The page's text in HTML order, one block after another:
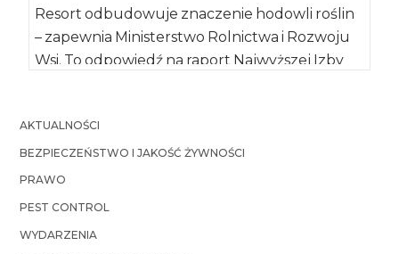
Resort odbudowuje znaczenie hodowli roślin
– zapewnia Ministerstwo Rolnictwa i Rozwoju
Wsi. To odpowiedź na raport Najwyższej Izby
AKTUALNOŚCI
BEZPIECZEŃSTWO I JAKOŚĆ ŻYWNOŚCI
PRAWO
PEST CONTROL
WYDARZENIA